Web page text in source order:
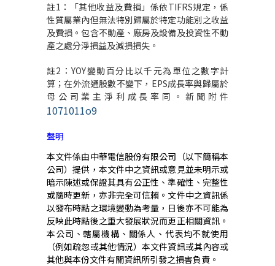
註1 ：「其他收益及費損」係依TIFRS規定，係
性質屬業內但無法特別歸屬於特定功能別之收益
及費損。包含不動產、廠房及設備及投資性不動
產之處分淨損益及減損損失。
註2 ：YOY變動百分比以千元為單位之數字計
算；在外流通股數不變下， EPS成長率與歸屬於
母公司業主淨利成長率同。新聞附件
1071011o9
聲明
本文件係由中華電信股份有限公司（以下簡稱本
公司）提供，本文件中之資訊或意見並未明示或
暗示陳述或保證其具有公正性、準確性、完整性
或隨時更新，亦非完全可信賴。文件中之資訊係
以發布時點之環境變動為考量，日後亦不可能為
反映此時點後之重大發展狀況而更正相關資訊。
本公司、轄屬機構、關係人、代表均不就使用
（例如疏忽或其他情況）本文件資訊或其內容或
其他與本份文件有關資訊所引發之損害負責。